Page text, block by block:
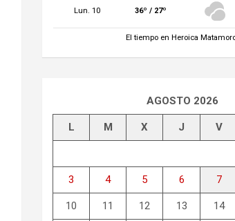
Lun. 10 36º / 27º
El tiempo en Heroica
AGOSTO 2026
L M X J V
3 4 5 6 7
10 11 12 13 14